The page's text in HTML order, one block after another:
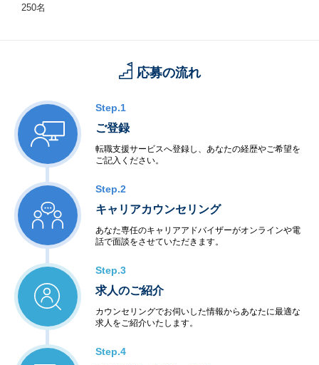
家計簿アプリ
250名
応募の流れ
Step.1
ご登録
転職支援サービスへ登録し、あなたの経歴やご希望を
ご記入ください。
Step.2
キャリアカウンセリング
あなた専任のキャリアアドバイザーがオンラインや電
話で面談をさせていただきます。
Step.3
求人のご紹介
カウンセリングでお伺いした情報からあなたに最適な
求人をご紹介いたします。
Step.4